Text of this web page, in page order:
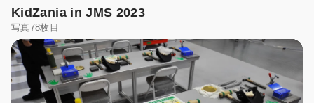
KidZania in JMS 2023
写真78枚目